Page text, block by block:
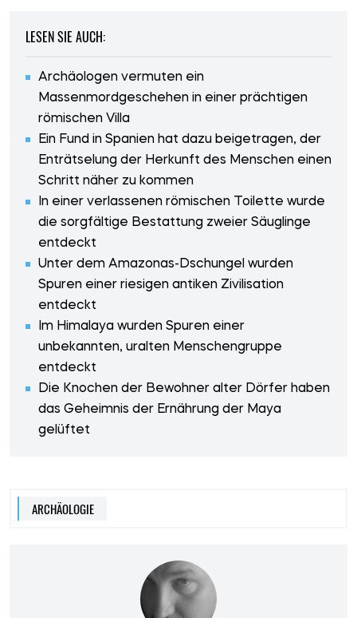
LESEN SIE AUCH:
Archäologen vermuten ein
Massenmordgeschehen in einer prächtigen
römischen Villa
Ein Fund in Spanien hat dazu beigetragen, der
Enträtselung der Herkunft des Menschen einen
Schritt näher zu kommen
In einer verlassenen römischen Toilette wurde
die sorgfältige Bestattung zweier Säuglinge
entdeckt
Unter dem Amazonas-Dschungel wurden
Spuren einer riesigen antiken Zivilisation
entdeckt
Im Himalaya wurden Spuren einer
unbekannten, uralten Menschengruppe
entdeckt
Die Knochen der Bewohner alter Dörfer haben
das Geheimnis der Ernährung der Maya
gelüftet
ARCHÄOLOGIE